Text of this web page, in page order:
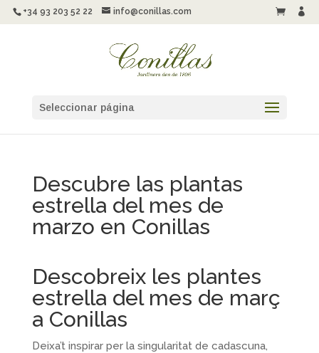
+34 93 203 52 22 info@conillas.com 

Seleccionar página
Descubre las plantas
estrella del mes de
marzo en Conillas
Descobreix les plantes
estrella del mes de març
a Conillas
Deixa’t inspirar per la singularitat de cadascuna,